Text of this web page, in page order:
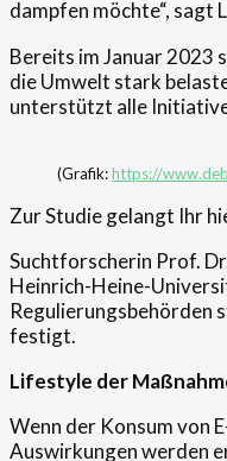
dampfen möchte“, sagt
Bereits im Januar 2023
die Umwelt stark
unterstützt alle
(Grafik:https://
Zur Studie gelangt Ihr
Suchtforscherin Prof.
Heinrich-Heine-
Regulierungsbehörden
festigt.
Lifestyle der
Wenn der Konsum von
Auswirkungen werden